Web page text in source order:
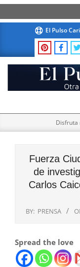
content
El Pulso
El
Pulso
Navigation
Disfruta
Fuerza
de
Carlos
BY: PRENSA
Spread the love